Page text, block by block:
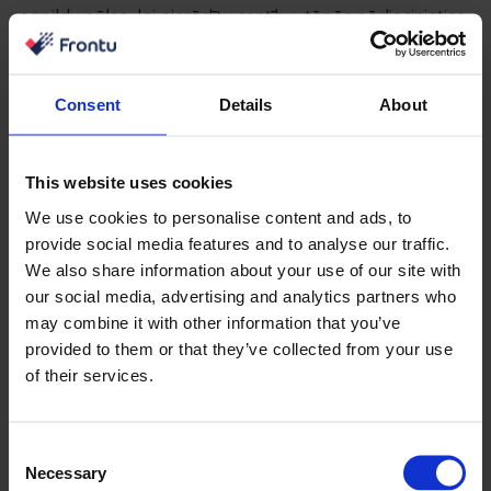
Consent Details About
This website uses cookies
We use cookies to personalise content and ads, to
provide social media features and to analyse our traffic.
We also share information about your use of our site with
our social media, advertising and analytics partners who
may combine it with other information that you’ve
provided to them or that they’ve collected from your use
of their services.
Selection
Necessary
papildu pūles, lai pierādītu centību, tāpēc pārliecinieties,
ka šiem atjauninājumiem tiek nodrošinātas papildu
funkcijas.
panākumus saziņā starp uzņēmumiem un klientiem. Ja
bieži sniedzat jaunāko informāciju un iepriekš informējat
par kavējumiem vai papildu izmaksām, klienti, kuri ir
informēti visa procesa laikā, visticamāk novērtēs jūsu
centienus un ar loģiku un žēlastību uztvers sliktas ziņas.
Bieža atjaunināšana arī sniedz klientiem vairāk iespēju
vadīt projektu un izlemt problēmas. Šāda attieksme
Ja šis galvenais aspekts tiek efektīvi īstenots, process,